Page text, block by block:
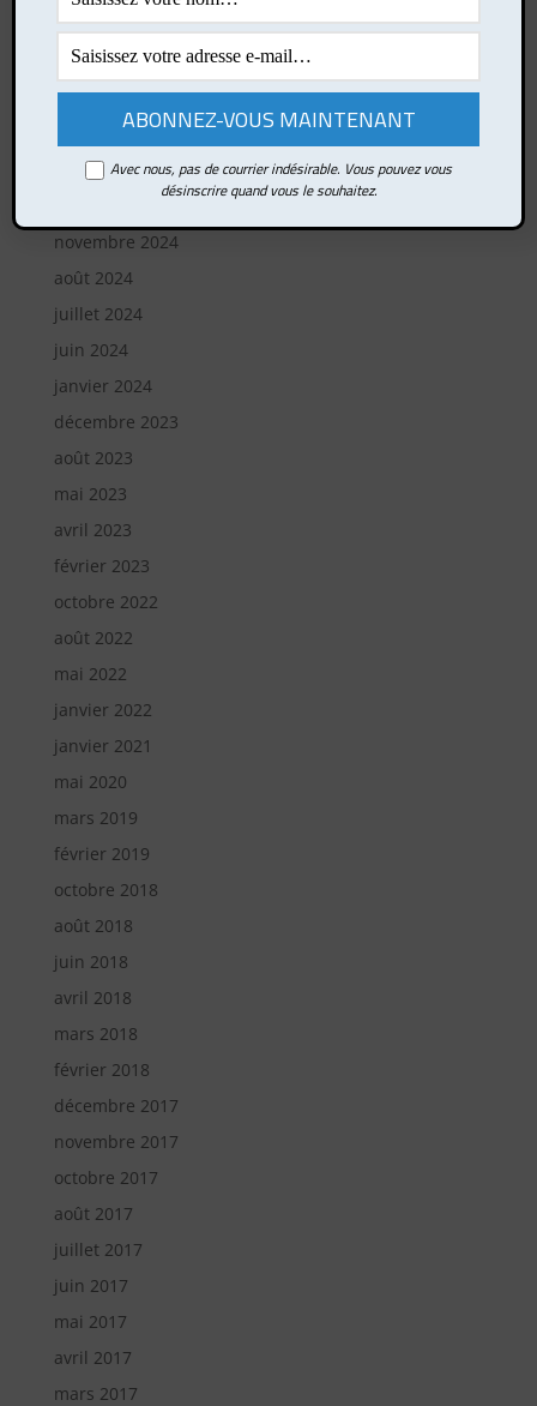
Les lois de la nature humaine, de Robert Greene
Le sport : un puissant levier de développement
L’attention à l’ère des distractions numériques
Archives
novembre 2024
août 2024
juillet 2024
juin 2024
janvier 2024
décembre 2023
août 2023
mai 2023
avril 2023
février 2023
octobre 2022
août 2022
mai 2022
janvier 2022
janvier 2021
mai 2020
mars 2019
février 2019
octobre 2018
août 2018
juin 2018
avril 2018
mars 2018
février 2018
décembre 2017
novembre 2017
octobre 2017
août 2017
juillet 2017
juin 2017
mai 2017
avril 2017
mars 2017
Avec nous, pas de courrier indésirable. Vous pouvez vous
désinscrire quand vous le souhaitez.